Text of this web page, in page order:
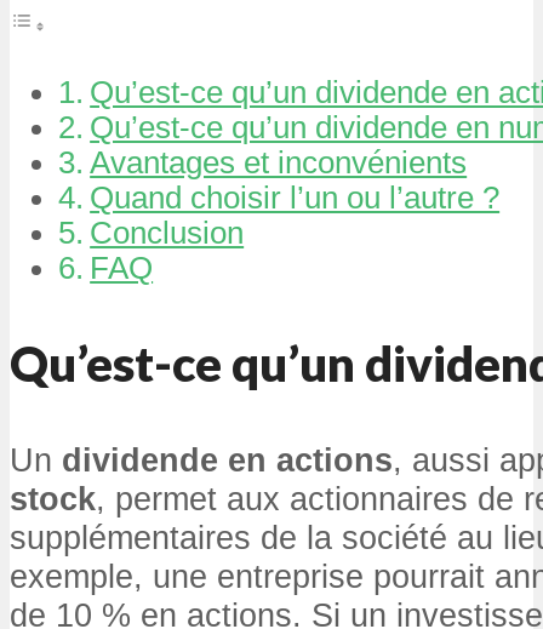
Qu’est-ce qu’un dividende en
Qu’est-ce qu’un dividende en
Avantages et inconvénients
Quand choisir l’un ou l’autre ?
Conclusion
FAQ
Qu’est-ce qu’un
Un dividende en actions, aussi
stock, permet aux actionnaires de
supplémentaires de la société au
exemple, une entreprise pourrait
de 10 % en actions. Si un